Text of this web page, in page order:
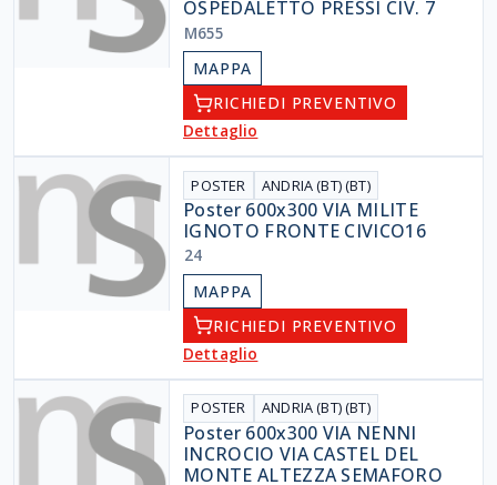
OSPEDALETTO PRESSI CIV. 7
M655
MAPPA
RICHIEDI PREVENTIVO
Dettaglio
POSTER ANDRIA (BT) (BT)
Poster 600x300 VIA MILITE
IGNOTO FRONTE CIVICO16
24
MAPPA
RICHIEDI PREVENTIVO
Dettaglio
POSTER ANDRIA (BT) (BT)
Poster 600x300 VIA NENNI
INCROCIO VIA CASTEL DEL
MONTE ALTEZZA SEMAFORO